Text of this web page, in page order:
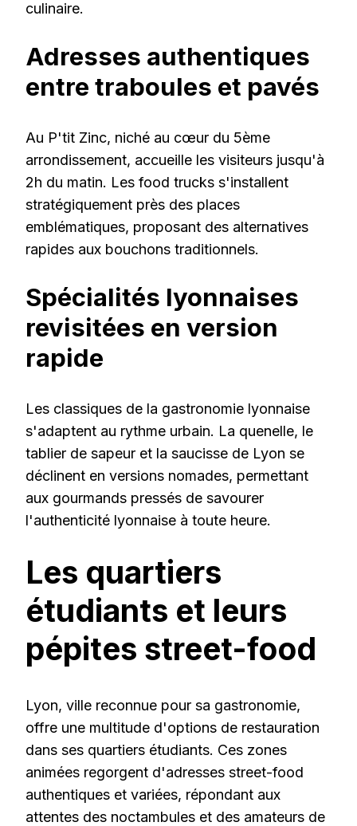
culinaire.
Adresses authentiques
entre traboules et pavés
Au P'tit Zinc, niché au cœur du 5ème
arrondissement, accueille les visiteurs jusqu'à
2h du matin. Les food trucks s'installent
stratégiquement près des places
emblématiques, proposant des alternatives
rapides aux bouchons traditionnels.
Spécialités lyonnaises
revisitées en version
rapide
Les classiques de la gastronomie lyonnaise
s'adaptent au rythme urbain. La quenelle, le
tablier de sapeur et la saucisse de Lyon se
déclinent en versions nomades, permettant
aux gourmands pressés de savourer
l'authenticité lyonnaise à toute heure.
Les quartiers
étudiants et leurs
pépites street-food
Lyon, ville reconnue pour sa gastronomie,
offre une multitude d'options de restauration
dans ses quartiers étudiants. Ces zones
animées regorgent d'adresses street-food
authentiques et variées, répondant aux
attentes des noctambules et des amateurs de